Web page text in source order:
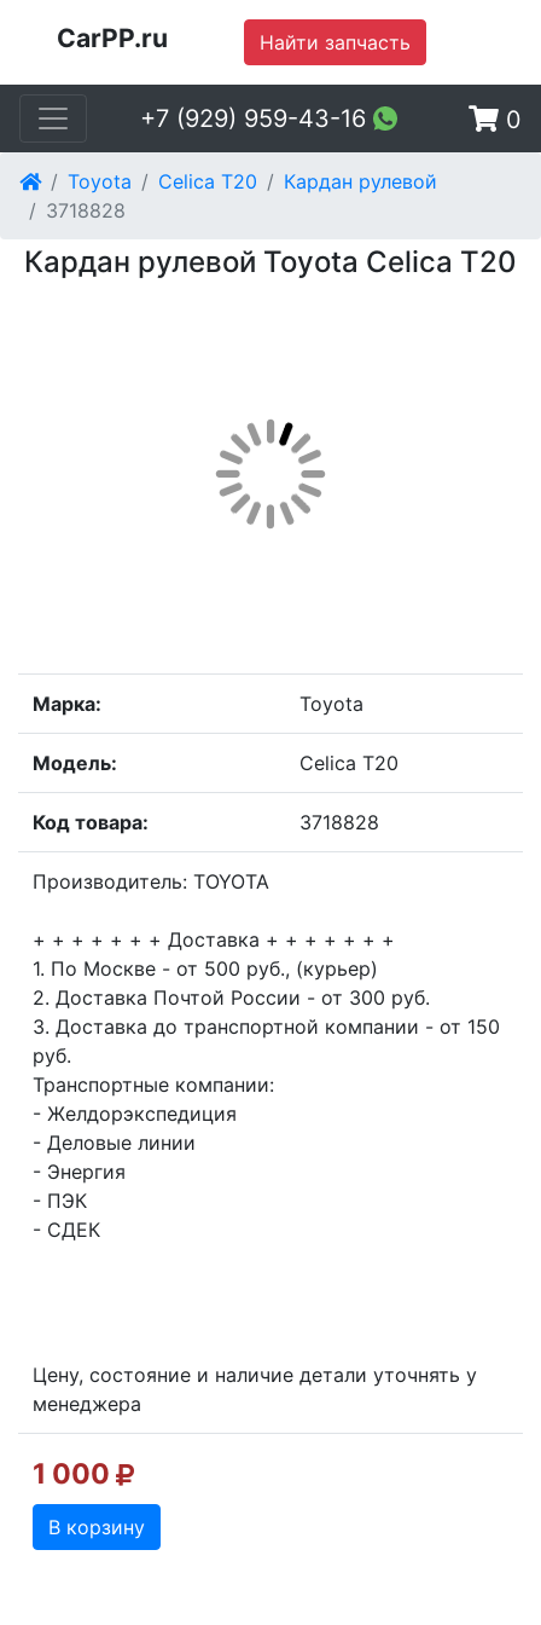
CarPP.ru Найти запчасть
+7 (929) 959-43-16 0
Toyota Celica T20
Кардан рулевой
3718828
Кардан рулевой Toyota Celica T20
Марка: Toyota
Модель: Celica T20
Код товара: 3718828
Производитель: TOYOTA
+ + + + + + + Доставка + + + + + + +
1. По Москве - от 500 руб., (курьер)
2. Доставка Почтой России - от 300 руб.
3. Доставка до транспортной компании - от 150
руб.
Транспортные компании:
- Желдорэкспедиция
- Деловые линии
- Энергия
- ПЭК
- СДЕК
Цену, состояние и наличие детали уточнять у
менеджера
1 000
В корзину